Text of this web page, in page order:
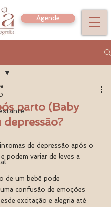
Agende
parto (Baby
depressão?
de depressão após o
podem variar de leves a
de um bebê pode
confusão de emoções
excitação e alegria até